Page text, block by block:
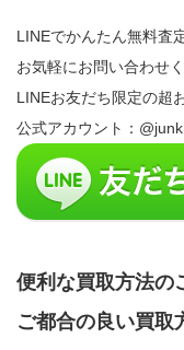
LINEでかんたん無料査
お気軽にお問い合わせく
LINEお友だち限定の超
公式アカウント：
便利な買取方法の
ご都合の良い買取